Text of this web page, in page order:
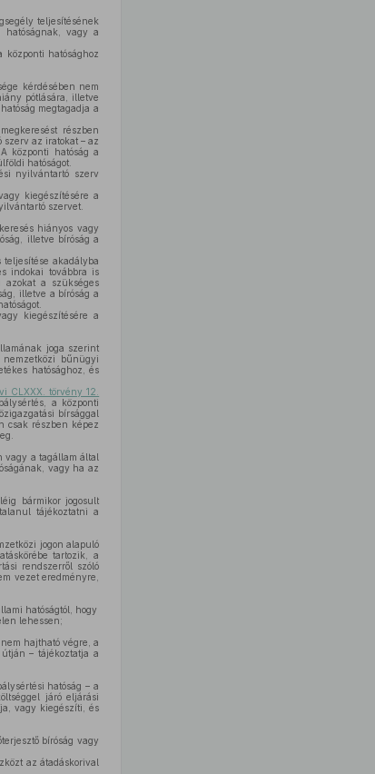
teljesítésének
hatóságnak, vagy a
hatósághoz
kérdésében nem
pótlására, illetve
megtagadja a
részben
az iratokat – az
központi hatóság a
hatóságot.
nyilvántartó szerv
kiegészítésére a
szervet.
hiányos vagy
illetve bíróság a
akadályba
indokai továbbra is
azokat a szükséges
illetve a bíróság a
kiegészítésére a
joga szerint
bűnügyi
hatósághoz, és
CLXXX. törvény 12.
a központi
bírsággal
csak részben képez
a tagállam által
vagy ha az
bármikor jogosult
tájékoztatni a
jogon alapuló
tartozik, a
rendszerről szóló
vezet eredményre,
hatóságtól, hogy
lehessen;
hajtható végre, a
– tájékoztatja a
hatóság – a
járó eljárási
vagy kiegészíti, és
bíróság vagy
az átadáskorival